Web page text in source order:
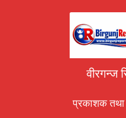
वीरगन्ज
प्रकाशक तथा